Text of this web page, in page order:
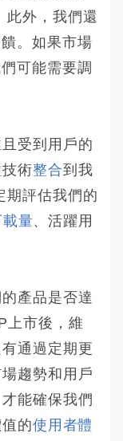
此外，我們還
。如果市場
可能需要調
受到用戶的
術整合到我
期評估我們的
載量、活躍用
產品是否達
上市後，維
通過定期更
趨勢和用戶
能確保我們
的使用者體